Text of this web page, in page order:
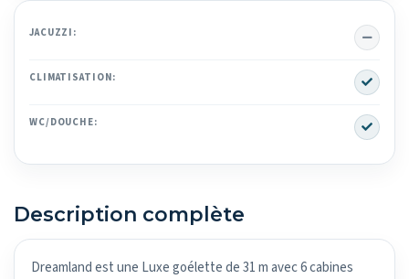
JACUZZI: No
CLIMATISATION: Yes
WC/DOUCHE: Yes
Description complète
Dreamland est une Luxe goélette de 31 m avec 6 cabines